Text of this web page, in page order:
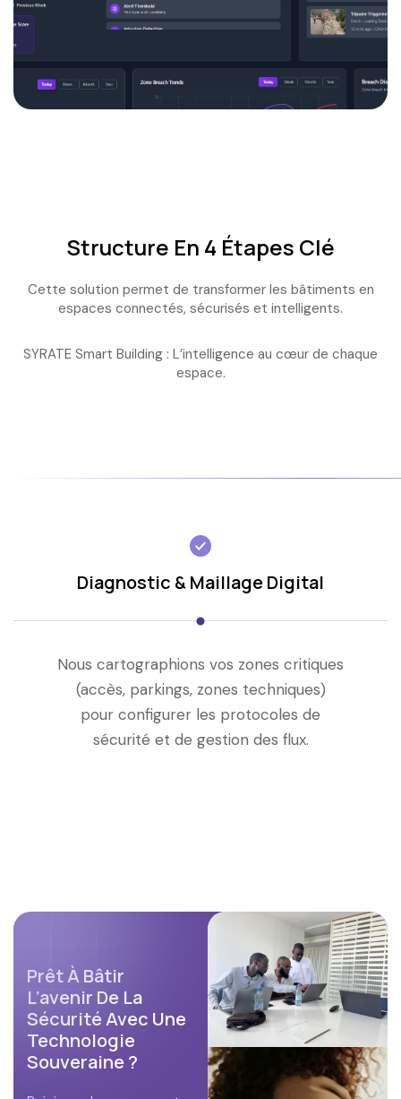
Structure En 4 Étapes Clé
Cette solution permet de transformer les bâtiments en
espaces connectés, sécurisés et intelligents.
SYRATE Smart Building : L’intelligence au cœur de chaque
espace.
Diagnostic & Maillage Digital
Nous cartographions vos zones critiques
(accès, parkings, zones techniques)
pour configurer les protocoles de
sécurité et de gestion des flux.
Prêt À Bâtir
L’avenir De La
Sécurité Avec Une
Technologie
Souveraine ?